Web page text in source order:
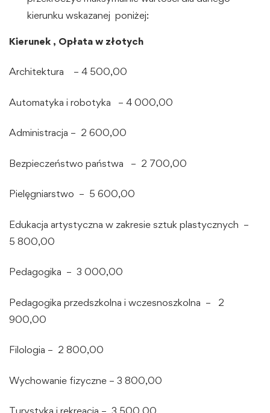
kierunku wskazanej poniżej:
Kierunek , Opłata w złotych
Architektura – 4 500,00
Automatyka i robotyka – 4 000,00
Administracja – 2 600,00
Bezpieczeństwo państwa – 2 700,00
Pielęgniarstwo – 5 600,00
Edukacja artystyczna w zakresie sztuk plastycznych –
5 800,00
Pedagogika – 3 000,00
Pedagogika przedszkolna i wczesnoszkolna – 2
900,00
Filologia – 2 800,00
Wychowanie fizyczne – 3 800,00